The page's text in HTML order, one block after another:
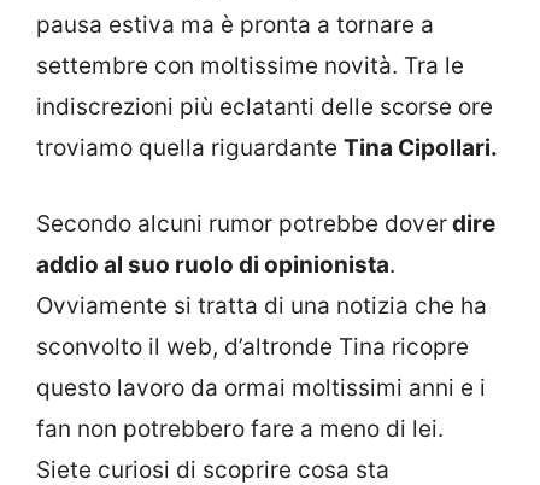
pausa estiva ma è pronta a tornare a
settembre con moltissime novità. Tra le
indiscrezioni più eclatanti delle scorse ore
troviamo quella riguardante Tina Cipollari.
Secondo alcuni rumor potrebbe doverdire
addio al suo ruolo di opinionista.
Ovviamente si tratta di una notizia che ha
sconvolto il web, d’altronde Tina ricopre
questo lavoro da ormai moltissimi anni e i
fan non potrebbero fare a meno di lei.
Siete curiosi di scoprire cosa sta